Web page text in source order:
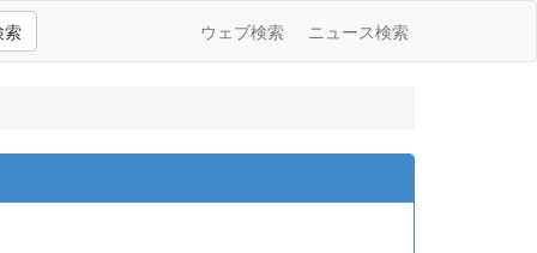
索 ウェブ検索 ニュース検索